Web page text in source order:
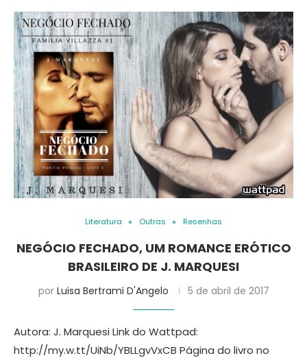
Literatura Outras Resenhas
NEGÓCIO FECHADO, UM ROMANCE ERÓTICO
BRASILEIRO DE J. MARQUESI
por Luisa Bertrami D'Angelo 5 de abril de 2017
Autora: J. Marquesi Link do Wattpad:
http://my.w.tt/UiNb/YBLLgvVxCB Página do livro no